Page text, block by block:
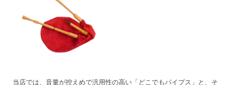
当店では、音量が控えめで汎用性の高い「どこでもパイプス」と、そ